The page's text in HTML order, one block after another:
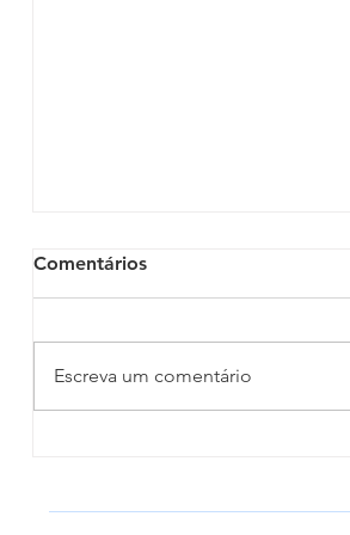
Comentários
Escreva um comentário